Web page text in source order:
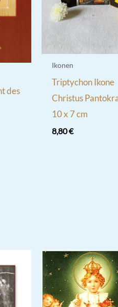
des
Ikonen
Triptychon Ikone
Christus
10 x 7 cm
8,80€